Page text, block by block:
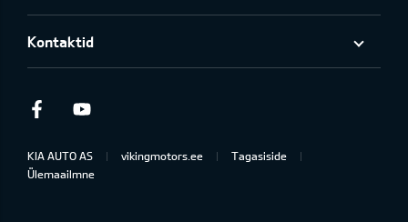
Kontaktid
Facebook
KIA AUTO AS vikingmotors.ee
Tagasiside
Ülemaailmne